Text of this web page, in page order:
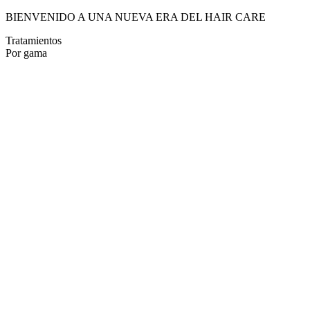
BIENVENIDO A UNA NUEVA ERA DEL HAIR CARE
Tratamientos
Por gama